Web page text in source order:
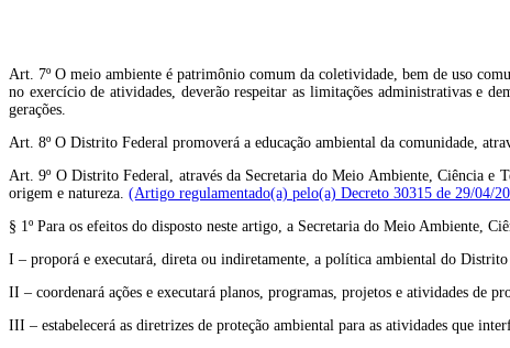
Art. 7º O meio ambiente é patrimônio comum da coletividade, bem de uso
no exercício de atividades, deverão respeitar as limitações administrativas e
gerações.
Art. 8º O Distrito Federal promoverá a educação ambiental da comunidade,
Art. 9º O Distrito Federal, através da Secretaria do Meio Ambiente, Ciência e
origem e natureza. (Artigo regulamentado(a) pelo(a) Decreto 30315 de 29/04/
§ 1º Para os efeitos do disposto neste artigo, a Secretaria do Meio Ambiente,
I – proporá e executará, direta ou indiretamente, a política ambiental do Distrito
II – coordenará ações e executará planos, programas, projetos e atividades de
III – estabelecerá as diretrizes de proteção ambiental para as atividades que